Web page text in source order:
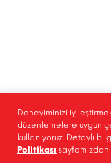
Deneyiminizi
düzenlemelere uygun
kullanıyoruz. Detaylı
Politikası